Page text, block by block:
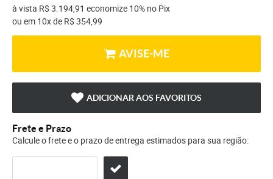
à vista R$ 3.194,91 economize 10% no Pix
ou em 10xde R$ 354,99
AVISE-ME
ADICIONAR AOS FAVORITOS
Frete e Prazo
Calcule o frete e o prazo de entrega estimados para sua região: